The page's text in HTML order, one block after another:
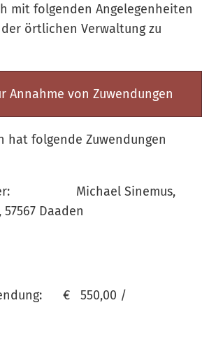
mit folgenden Angelegenheiten
örtlichen Verwaltung zu
Annahme von Zuwendungen
hat folgende Zuwendungen
Michael Sinemus,
12, 57567 Daaden
€ 550,00 /